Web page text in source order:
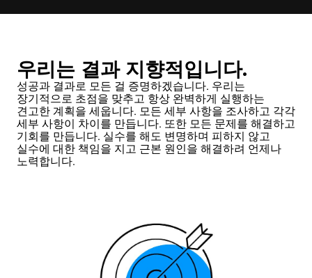
우리는 결과 지향적입니다.
성공과 결과로 모든 걸 증명하겠습니다. 우리는
장기적으로 초점을 맞추고 항상 완벽하게 실행하는
견고한 계획을 세웁니다. 모든 세부 사항을 조사하고 각각
세부 사항이 차이를 만듭니다. 또한 모든 문제를 해결하고
기회를 만듭니다. 실수를 해도 변명하며 피하지 않고
실수에 대한 책임을 지고 근본 원인을 해결하려 언제나
노력합니다.